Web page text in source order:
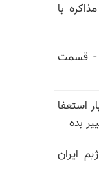
با
- قسمت
حزب‌الله رژیم: پزشکیان ۲۸ بار استعفا
بده
ایران